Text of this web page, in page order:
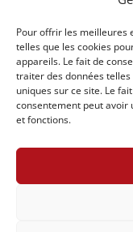
Pour offrir les meilleures
telles que les cookies
appareils. Le fait de
traiter des données
uniques sur ce site. Le
consentement peut
et fonctions.
Interkantonale
Meta
Anmelden
Eintrags-Feed
Kommentar-Feed